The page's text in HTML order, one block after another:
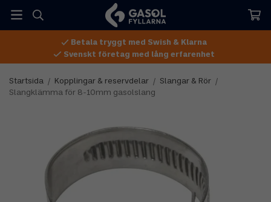
Betala tryggt med Swish & Klarna
Svenskt företag med lång erfarenhet
Startsida / Kopplingar & reservdelar / Slangar & Rör
/
Slangklämma för 8-10mm gasolslang